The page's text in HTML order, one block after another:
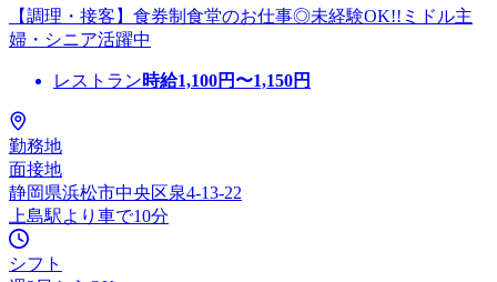
【調理・接客】食券制食堂のお仕事◎未経験OK!!ミドル主
婦・シニア活躍中
レストラン時給1,100円〜1,150円
勤務地
面接地
静岡県浜松市中央区泉4-13-22
上島駅より車で10分
シフト